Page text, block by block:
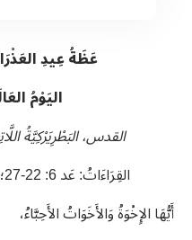
عَظَةُ عِيدِ
اليَوْمُ
القدس، البَطْرِيَرْكِيَّةُ اللَّاتِينَ، 1 كَانُونٍ
القِرَاءَاتُ: عَد 6: 22-27؛ غَل 4: 4-7؛ لُوقَا 2: 16-21
أَيُّهَا الإِخْوَةُ وَالأَخَوَاتُ الأَحِبَّاءُ،